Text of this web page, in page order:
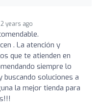
2 years ago
. La atención y
que te atienden en
siempre lo
soluciones a
la mejor tienda para